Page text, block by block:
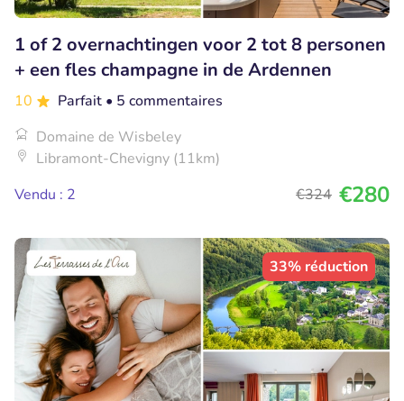
1 of 2 overnachtingen voor 2 tot 8 personen
+ een fles champagne in de Ardennen
10 Parfait • 5 commentaires
Domaine de Wisbeley
Libramont-Chevigny (11km)
Vendu : 2
€324 €280
33% réduction